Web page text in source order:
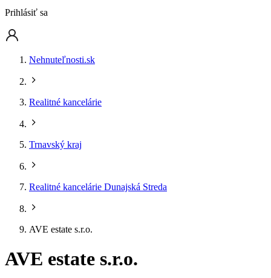
Prihlásiť sa
Nehnuteľnosti.sk
Realitné kancelárie
Trnavský kraj
Realitné kancelárie Dunajská Streda
AVE estate s.r.o.
AVE estate s.r.o.